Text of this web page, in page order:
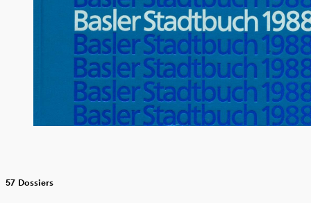
57 Dossiers